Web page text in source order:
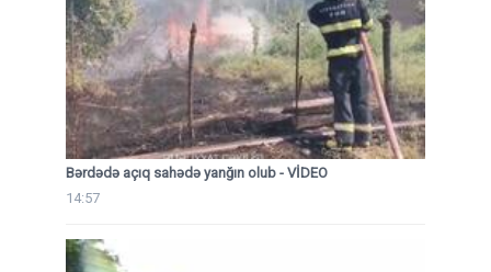
Bərdədə açıq sahədə yanğın olub - VİDEO
14:57